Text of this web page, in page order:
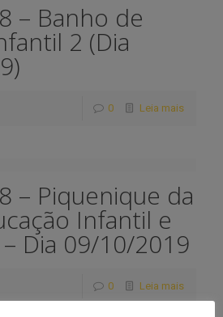
– Banho de
2 (Dia
0 Leia mais
– Piquenique da
Infantil e
– Dia 09/10/2019
0 Leia mais